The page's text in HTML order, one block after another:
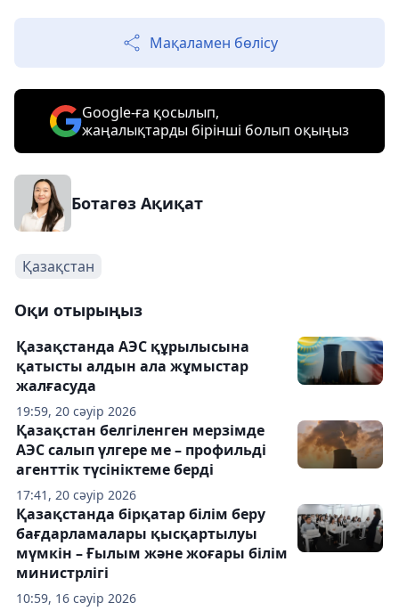
Мақаламен бөлісу
Google-ға қосылып,
жаңалықтарды бірінші болып оқыңыз
Ботагөз Ақиқат
Қазақстан
Оқи отырыңыз
19:59, 20 сәуір 2026
Қазақстанда АЭС құрылысына
қатысты алдын ала жұмыстар
жалғасуда
17:41, 20 сәуір 2026
Қазақстан белгіленген мерзімде
АЭС салып үлгере ме – профильді
агенттік түсініктеме берді
10:59, 16 сәуір 2026
Қазақстанда бірқатар білім беру
бағдарламалары қысқартылуы
мүмкін – Ғылым және жоғары білім
министрлігі